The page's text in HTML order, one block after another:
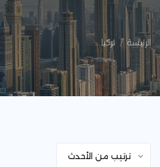
الرئيسة تركيا
ترتيب من الأحدث